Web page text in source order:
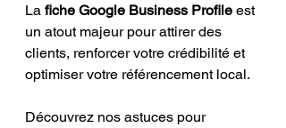
La fiche Google Business Profile est
un atout majeur pour attirer des
clients, renforcer votre crédibilité et
optimiser votre référencement local.
Découvrez nos astuces pour